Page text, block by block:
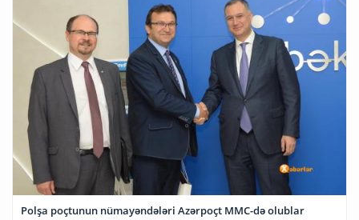
Polşa poçtunun nümayəndələri Azərpoçt MMC-də olublar